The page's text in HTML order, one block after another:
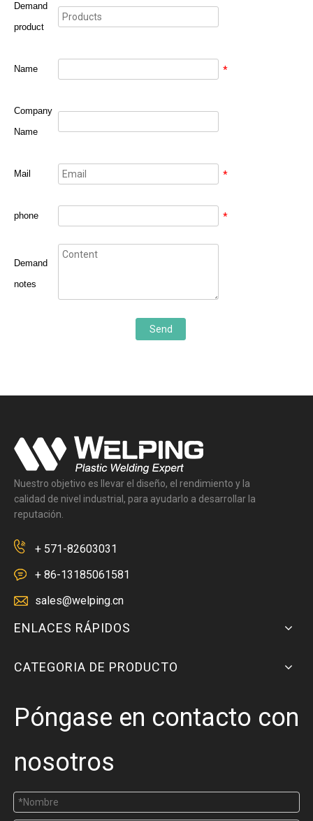
Demand
product
Name *
Company
Name
Mail *
phone *
Demand
notes
Send
Nuestro objetivo es llevar el diseño, el rendimiento y la
calidad de nivel industrial, para ayudarlo a desarrollar la
reputación.
+ 571-82603031
+ 86-13185061581
sales@welping.cn
ENLACES RÁPIDOS
CATEGORIA DE PRODUCTO
Póngase en contacto con
nosotros